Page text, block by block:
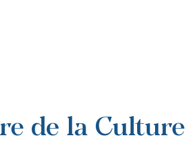
de la Culture